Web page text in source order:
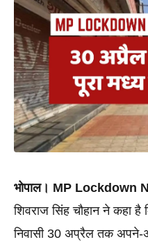
भोपाल। MP Lockdown
शिवराज सिंह चौहान ने कहा है
निवासी 30 अप्रैल तक अपने-